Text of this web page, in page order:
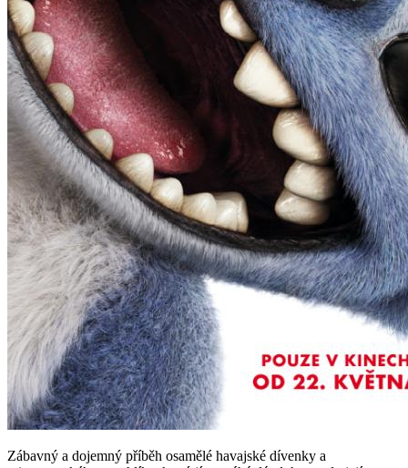
Zábavný a dojemný příběh osamělé havajské dívenky a